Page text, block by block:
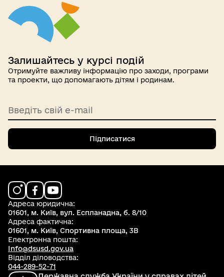
Залишайтесь у курсі подій
Отримуйте важливу інформацію про заходи, програми
та проекти, що допомагають дітям і родинам.
Введіть свій e-mail
Підписатися
Адреса юридична:
01601, м. Київ, вул. Еспланадна, б. 8/10
Адреса фактична:
01601, м. Київ, Спортивна площа, 3В
Електронна пошта:
Info@dsusd.gov.ua
Відділ діловодства:
044-289-52-71